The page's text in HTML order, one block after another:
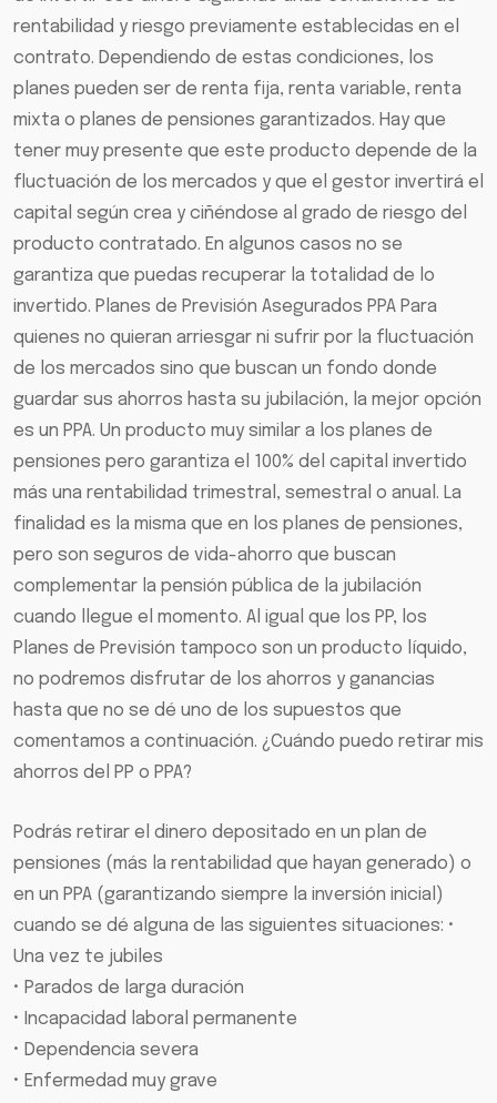
rentabilidad y riesgo previamente establecidas en el
contrato. Dependiendo de estas condiciones, los
planes pueden ser de renta fija, renta variable, renta
mixta o planes de pensiones garantizados. Hay que
tener muy presente que este producto depende de la
fluctuación de los mercados y que el gestor invertirá el
capital según crea y ciñéndose al grado de riesgo del
producto contratado. En algunos casos no se
garantiza que puedas recuperar la totalidad de lo
invertido. Planes de Previsión Asegurados PPA Para
quienes no quieran arriesgar ni sufrir por la fluctuación
de los mercados sino que buscan un fondo donde
guardar sus ahorros hasta su jubilación, la mejor opción
es un PPA. Un producto muy similar a los planes de
pensiones pero garantiza el 100% del capital invertido
más una rentabilidad trimestral, semestral o anual. La
finalidad es la misma que en los planes de pensiones,
pero son seguros de vida-ahorro que buscan
complementar la pensión pública de la jubilación
cuando llegue el momento. Al igual que los PP, los
Planes de Previsión tampoco son un producto líquido,
no podremos disfrutar de los ahorros y ganancias
hasta que no se dé uno de los supuestos que
comentamos a continuación. ¿Cuándo puedo retirar mis
ahorros del PP o PPA?
Podrás retirar el dinero depositado en un plan de
pensiones (más la rentabilidad que hayan generado) o
en un PPA (garantizando siempre la inversión inicial)
cuando se dé alguna de las siguientes situaciones: •
Una vez te jubiles
• Parados de larga duración
• Incapacidad laboral permanente
• Dependencia severa
• Enfermedad muy grave